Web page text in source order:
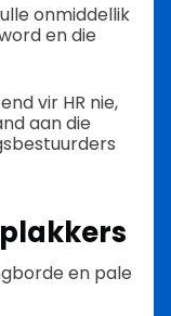
onmiddellik
en die
vir HR nie,
aan die
en pale